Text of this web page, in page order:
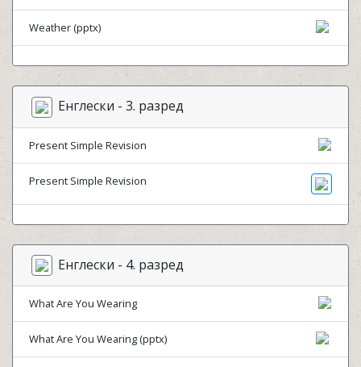
Weather (pptx)
Енглески - 3. разред
Present Simple Revision
Present Simple Revision
Енглески - 4. разред
What Are You Wearing
What Are You Wearing (pptx)